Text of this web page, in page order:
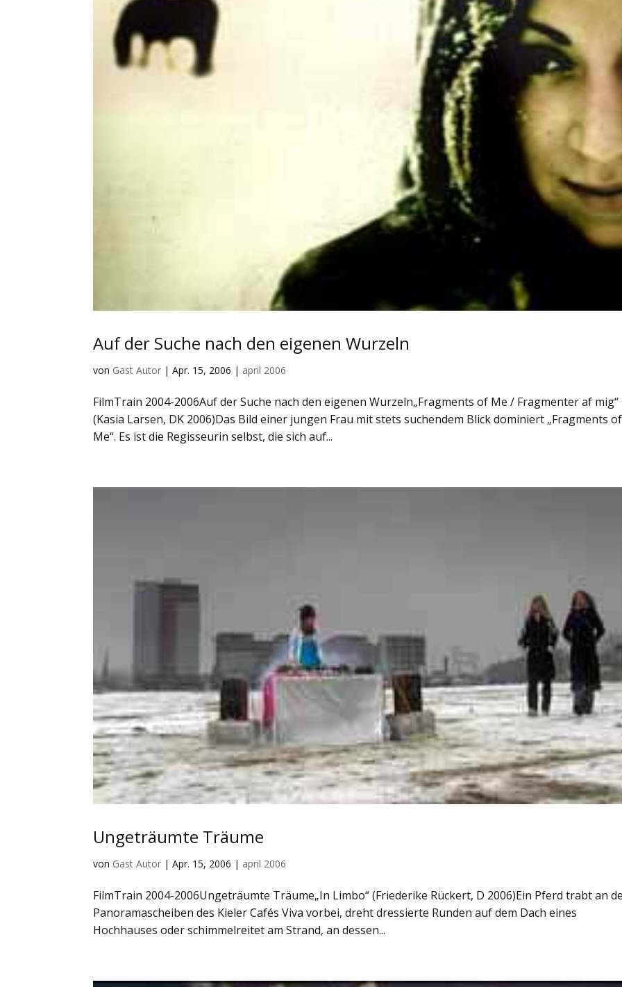
Auf der Suche nach den eigenen Wurzeln
von Gast Autor |Apr. 15, 2006 | april 2006
FilmTrain 2004-2006Auf der Suche nach den eigenen Wurzeln„Fragments of Me / Fragmenter af mig“
(Kasia Larsen, DK 2006)Das Bild einer jungen Frau mit stets suchendem Blick dominiert „Fragments of
Me“. Es ist die Regisseurin selbst, die sich auf...
Ungeträumte Träume
von Gast Autor |Apr. 15, 2006 | april 2006
FilmTrain 2004-2006Ungeträumte Träume„In Limbo“ (Friederike Rückert, D 2006)Ein Pferd trabt an
Panoramascheiben des Kieler Cafés Viva vorbei, dreht dressierte Runden auf dem Dach eines
Hochhauses oder schimmelreitet am Strand, an dessen...